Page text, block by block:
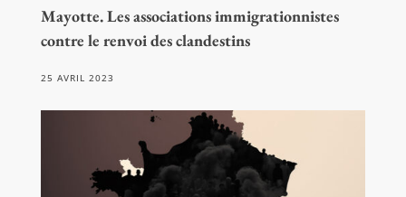
Mayotte. Les associations immigrationnistes
contre le renvoi des clandestins
25 AVRIL 2023